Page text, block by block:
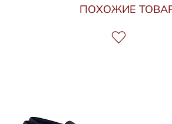
ПОХОЖИЕ